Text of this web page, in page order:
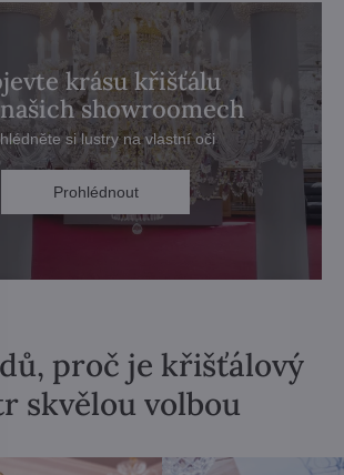
krásu křišťálu
showroomech
si lustry na vlastní oči
Prohlédnout
proč je křišťálový
skvělou volbou